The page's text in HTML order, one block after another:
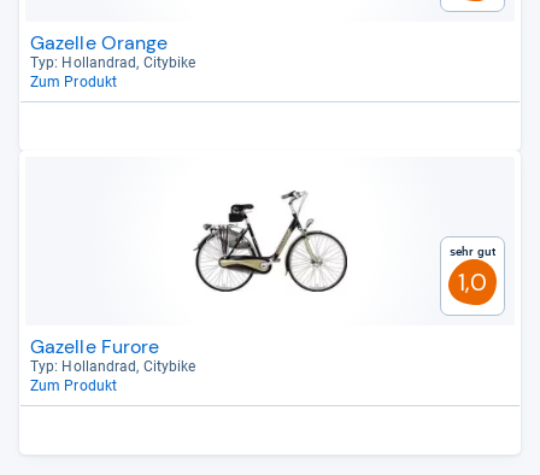
Gazelle Orange
Typ: Hol­land­rad, City­bike
Zum Produkt
Sehr gut
1,0
Gazelle Furore
Typ: Hol­land­rad, City­bike
Zum Produkt